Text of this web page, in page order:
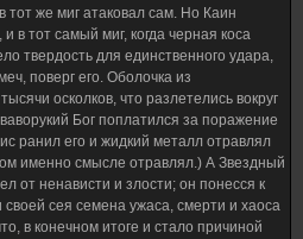
тот же миг атаковал сам. Но Каин
в тот самый миг, когда черная коса
твердость для единственного удара,
поверг его. Оболочка из
осколков, что разлетелись вокруг
Бог поплатился за поражение
ранил его и жидкий металл отравлял
именно смысле отравлял.) А Звездный
от ненависти и злости; он понесся к
сея семена ужаса, смерти и хаоса
в конечном итоге и стало причиной